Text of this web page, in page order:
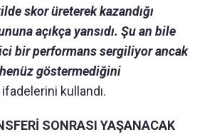
skor üreterek kazandığı
açıkça yansıdı. Şu an bile
bir performans sergiliyor ancak
göstermediğini
ifadelerini kullandı.
SONRASI YAŞANACAK